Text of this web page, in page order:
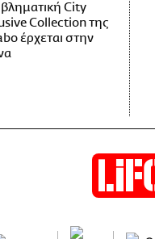
City
Collection της
έρχεται στην